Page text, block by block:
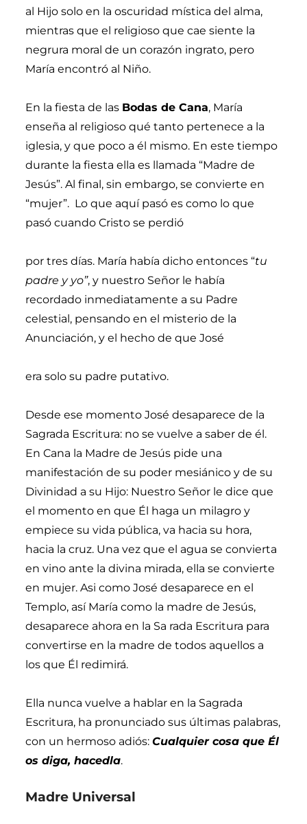
al Hijo solo en la oscuridad mística del alma,
mientras que el religioso que cae siente la
negrura moral de un corazón ingrato, pero
María encontró al Niño.
En la fiesta de las Bodas de Cana, María
enseña al religioso qué tanto pertenece a la
iglesia, y que poco a él mismo. En este tiempo
durante la fiesta ella es llamada “Madre de
Jesús”. Al final, sin embargo, se convierte en
“mujer”. Lo que aquí pasó es como lo que
pasó cuando Cristo se perdió
por tres días. María había dicho entonces “tu
padre y yo”, y nuestro Señor le había
recordado inmediatamente a su Padre
celestial, pensando en el misterio de la
Anunciación, y el hecho de que José
era solo su padre putativo.
Desde ese momento José desaparece de la
Sagrada Escritura: no se vuelve a saber de él.
En Cana la Madre de Jesús pide una
manifestación de su poder mesiánico y de su
Divinidad a su Hijo: Nuestro Señor le dice que
el momento en que Él haga un milagro y
empiece su vida pública, va hacia su hora,
hacia la cruz. Una vez que el agua se convierta
en vino ante la divina mirada, ella se convierte
en mujer. Asi como José desaparece en el
Templo, así María como la madre de Jesús,
desaparece ahora en la Sa rada Escritura para
convertirse en la madre de todos aquellos a
los que Él redimirá.
Ella nunca vuelve a hablar en la Sagrada
Escritura, ha pronunciado sus últimas palabras,
con un hermoso adiós:Cualquier cosa que Él
os diga, hacedla.
Madre Universal